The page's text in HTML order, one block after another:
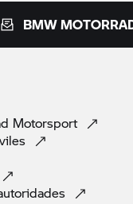
BMW
Motorsport